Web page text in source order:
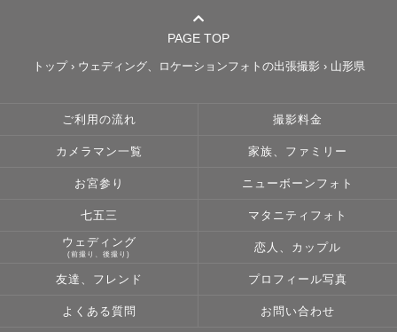
PAGE TOP
トップ› ウェディング、ロケーションフォトの出張撮影 › 山形県
ご利用の流れ 撮影料金
カメラマン一覧 家族、ファミリー
お宮参り ニューボーンフォト
七五三 マタニティフォト
ウェディング
(前撮り、後撮り)
恋人、カップル
友達、フレンド プロフィール写真
よくある質問 お問い合わせ